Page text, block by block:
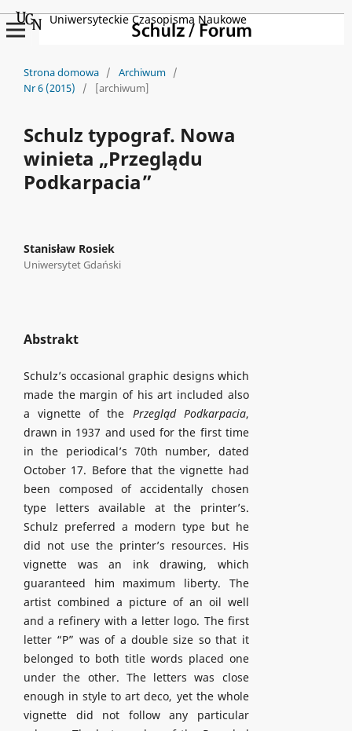
Uniwersyteckie Czasopisma Naukowe
Strona domowa / Archiwum /
Nr 6 (2015)
/ [archiwum]
Schulz typograf. Nowa
winieta „Przeglądu
Podkarpacia”
Stanisław Rosiek
Uniwersytet Gdański
Abstrakt
Schulz’s occasional graphic designs which
made the margin of his art included also
a vignette of the Przegląd Podkarpacia,
drawn in 1937 and used for the first time
in the periodical’s 70th number, dated
October 17. Before that the vignette had
been composed of accidentally chosen
type letters available at the printer’s.
Schulz preferred a modern type but he
did not use the printer’s resources. His
vignette was an ink drawing, which
guaranteed him maximum liberty. The
artist combined a picture of an oil well
and a refinery with a letter logo. The first
letter “P” was of a double size so that it
belonged to both title words placed one
under the other. The letters was close
enough in style to art deco, yet the whole
vignette did not follow any particular